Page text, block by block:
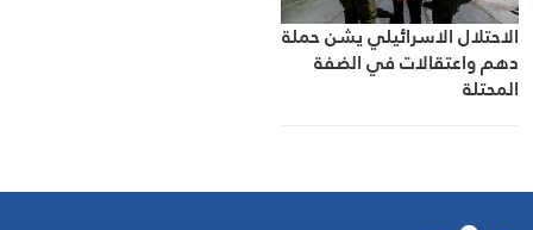
الاحتلال الاسرائيلي يشن حملة
دهم واعتقالات في الضفة
المحتلة